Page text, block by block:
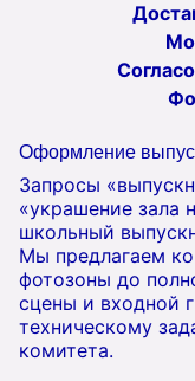
Оформление
Запросы
«украшение зала
школьный
Мы предлагаем
фотозоны до
сцены и входной
техническому
комитета.